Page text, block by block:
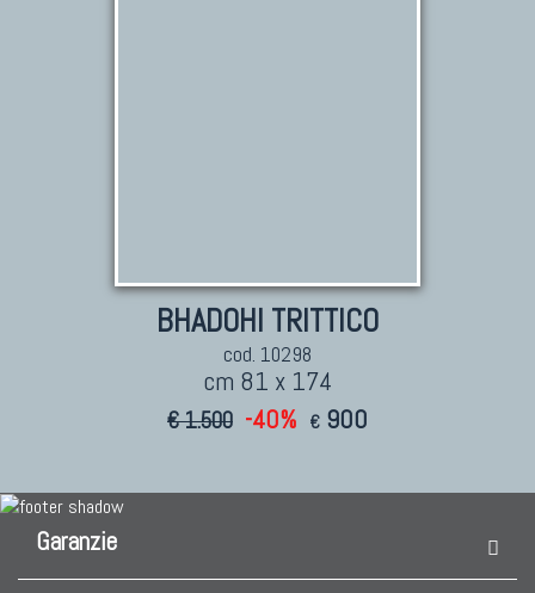
BHADOHI TRITTICO
cod. 10298
cm 81 x 174
€ 1.500 -40% € 900
Garanzie